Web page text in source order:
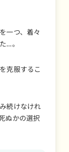
一つ、着々
…。
克服するこ
続けなけれ
ぬかの選択